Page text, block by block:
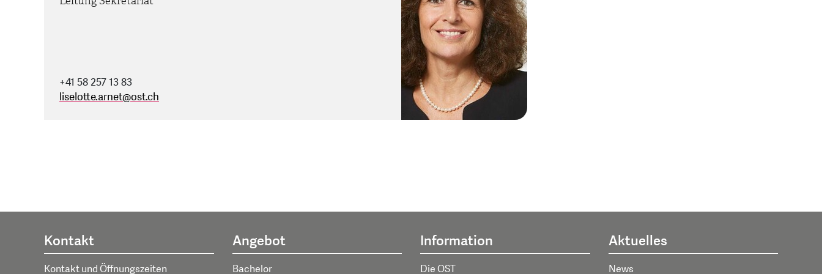
+41 58 257 13 83
liselotte.arnet@ost.ch
Kontakt
Kontakt und Öffnungszeiten
Angebot
Bachelor
Information
Die OST
Aktuelles
News